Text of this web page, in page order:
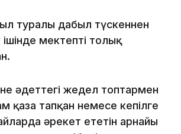
туралы дабыл түскеннен
ішінде мектепті толық
әдеттегі жедел топтармен
қаза тапқан немесе кепілге
әрекет ететін арнайы